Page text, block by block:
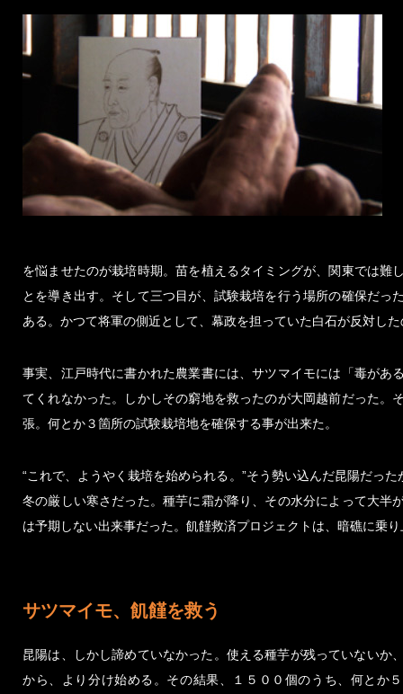
を悩ませたのが栽培時期。苗を植えるタイミングが、関東では
とを導き出す。そして三つ目が、試験栽培を行う場所の確保だ
ある。かつて将軍の側近として、幕政を担っていた白石が反対し
事実、江戸時代に書かれた農業書には、サツマイモには「毒が
てくれなかった。しかしその窮地を救ったのが大岡越前だった
張。何とか３箇所の試験栽培地を確保する事が出来た。
“これで、ようやく栽培を始められる。”そう勢い込んだ昆陽だっ
冬の厳しい寒さだった。種芋に霜が降り、その水分によって大
は予期しない出来事だった。飢饉救済プロジェクトは、暗礁に乗
サツマイモ、飢饉を救う
昆陽は、しかし諦めていなかった。使える種芋が残っていないか
から、より分け始める。その結果、１５００個のうち、何とか